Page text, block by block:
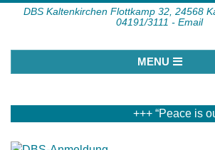
DBS Kaltenkirchen Flottkamp 32, 24568
04191/3111 - Email
Navigation
MENU
+++ “Peace is